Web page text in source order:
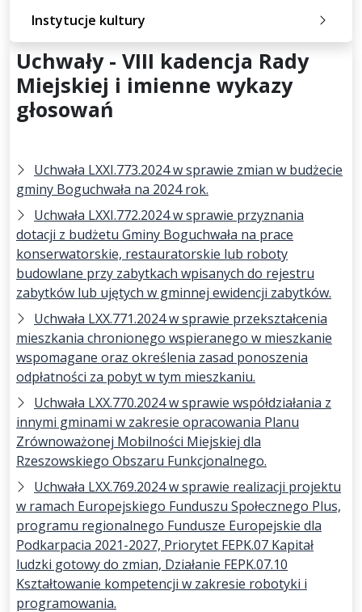
Instytucje kultury
Uchwały - VIII kadencja Rady
Miejskiej i imienne wykazy
głosowań
Uchwała LXXI.773.2024 w sprawie zmian w budżecie
gminy Boguchwała na 2024 rok.
Uchwała LXXI.772.2024 w sprawie przyznania
dotacji z budżetu Gminy Boguchwała na prace
konserwatorskie, restauratorskie lub roboty
budowlane przy zabytkach wpisanych do rejestru
zabytków lub ujętych w gminnej ewidencji zabytków.
Uchwała LXX.771.2024 w sprawie przekształcenia
mieszkania chronionego wspieranego w mieszkanie
wspomagane oraz określenia zasad ponoszenia
odpłatności za pobyt w tym mieszkaniu.
Uchwała LXX.770.2024 w sprawie współdziałania z
innymi gminami w zakresie opracowania Planu
Zrównoważonej Mobilności Miejskiej dla
Rzeszowskiego Obszaru Funkcjonalnego.
Uchwała LXX.769.2024 w sprawie realizacji projektu
w ramach Europejskiego Funduszu Społecznego Plus,
programu regionalnego Fundusze Europejskie dla
Podkarpacia 2021-2027, Priorytet FEPK.07 Kapitał
ludzki gotowy do zmian, Działanie FEPK.07.10
Kształtowanie kompetencji w zakresie robotyki i
programowania.